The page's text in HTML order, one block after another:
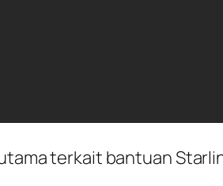
terkait bantuan